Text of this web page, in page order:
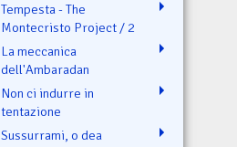
Tempesta - The
Montecristo Project / 2
La meccanica
dell'Ambaradan
Non ci indurre in
tentazione
Sussurrami, o dea